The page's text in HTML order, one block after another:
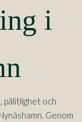
i
pålitlighet och
Genom